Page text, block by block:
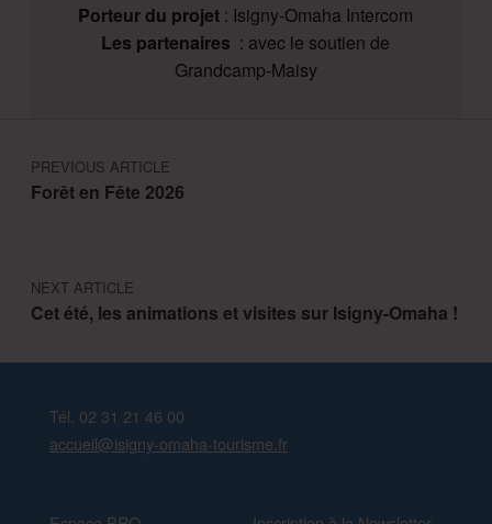
Porteur du projet : Isigny-Omaha Intercom
Les partenaires : avec le soutien de
Grandcamp-Maisy
PREVIOUS ARTICLE
Forêt en Fête 2026
NEXT ARTICLE
Cet été, les animations et visites sur Isigny-Omaha !
Tél. 02 31 21 46 00
accueil@isigny-omaha-tourisme.fr